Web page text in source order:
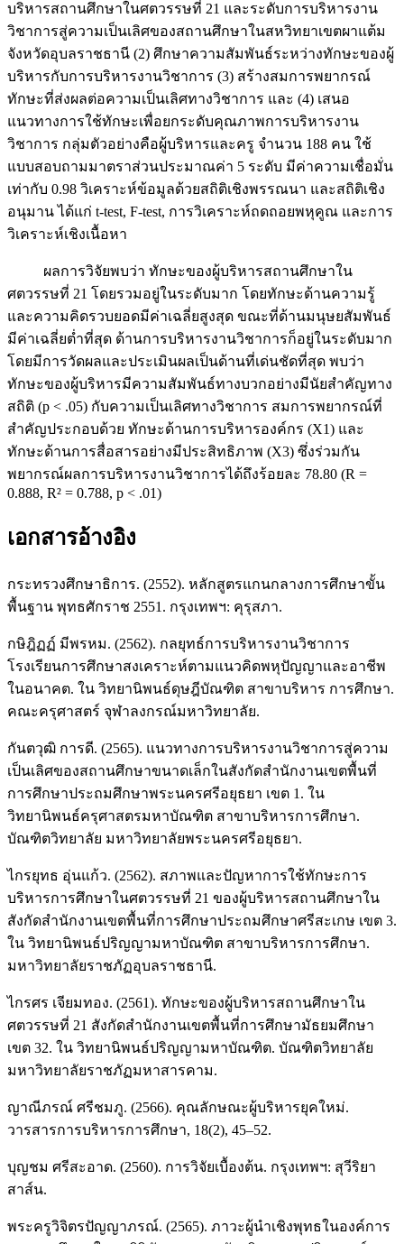
บริหารสถานศึกษาในศตวรรษที่ 21 และระดับการบริหารงาน
วิชาการสู่ความเป็นเลิศของสถานศึกษาในสหวิทยาเขตผาแต้ม
จังหวัดอุบลราชธานี (2) ศึกษาความสัมพันธ์ระหว่างทักษะของผู้
บริหารกับการบริหารงานวิชาการ (3) สร้างสมการพยากรณ์
ทักษะที่ส่งผลต่อความเป็นเลิศทางวิชาการ และ (4) เสนอ
แนวทางการใช้ทักษะเพื่อยกระดับคุณภาพการบริหารงาน
วิชาการ กลุ่มตัวอย่างคือผู้บริหารและครู จำนวน 188 คน ใช้
แบบสอบถามมาตราส่วนประมาณค่า 5 ระดับ มีค่าความเชื่อมั่น
เท่ากับ 0.98 วิเคราะห์ข้อมูลด้วยสถิติเชิงพรรณนา และสถิติเชิง
อนุมาน ได้แก่ t-test, F-test, การวิเคราะห์ถดถอยพหุคูณ และการ
วิเคราะห์เชิงเนื้อหา
ผลการวิจัยพบว่า ทักษะของผู้บริหารสถานศึกษาใน
ศตวรรษที่ 21 โดยรวมอยู่ในระดับมาก โดยทักษะด้านความรู้
และความคิดรวบยอดมีค่าเฉลี่ยสูงสุด ขณะที่ด้านมนุษยสัมพันธ์
มีค่าเฉลี่ยต่ำที่สุด ด้านการบริหารงานวิชาการก็อยู่ในระดับมาก
โดยมีการวัดผลและประเมินผลเป็นด้านที่เด่นชัดที่สุด พบว่า
ทักษะของผู้บริหารมีความสัมพันธ์ทางบวกอย่างมีนัยสำคัญทาง
สถิติ (p < .05) กับความเป็นเลิศทางวิชาการ สมการพยากรณ์ที่
สำคัญประกอบด้วย ทักษะด้านการบริหารองค์กร (X1) และ
ทักษะด้านการสื่อสารอย่างมีประสิทธิภาพ (X3) ซึ่งร่วมกัน
พยากรณ์ผลการบริหารงานวิชาการได้ถึงร้อยละ 78.80 (R =
0.888, R² = 0.788, p < .01)
เอกสารอ้างอิง
กระทรวงศึกษาธิการ. (2552). หลักสูตรแกนกลางการศึกษาขั้น
พื้นฐาน พุทธศักราช 2551. กรุงเทพฯ: คุรุสภา.
กษิฎิฏฏ์ มีพรหม. (2562). กลยุทธ์การบริหารงานวิชาการ
โรงเรียนการศึกษาสงเคราะห์ตามแนวคิดพหุปัญญาและอาชีพ
ในอนาคต. ใน วิทยานิพนธ์ดุษฎีบัณฑิต สาขาบริหาร การศึกษา.
คณะครุศาสตร์ จุฬาลงกรณ์มหาวิทยาลัย.
กันตวุฒิ การดี. (2565). แนวทางการบริหารงานวิชาการสู่ความ
เป็นเลิศของสถานศึกษาขนาดเล็กในสังกัดสำนักงานเขตพื้นที่
การศึกษาประถมศึกษาพระนครศรีอยุธยา เขต 1. ใน
วิทยานิพนธ์ครุศาสตรมหาบัณฑิต สาขาบริหารการศึกษา.
บัณฑิตวิทยาลัย มหาวิทยาลัยพระนครศรีอยุธยา.
ไกรยุทธ อุ่นแก้ว. (2562). สภาพและปัญหาการใช้ทักษะการ
บริหารการศึกษาในศตวรรษที่ 21 ของผู้บริหารสถานศึกษาใน
สังกัดสำนักงานเขตพื้นที่การศึกษาประถมศึกษาศรีสะเกษ เขต 3.
ใน วิทยานิพนธ์ปริญญามหาบัณฑิต สาขาบริหารการศึกษา.
มหาวิทยาลัยราชภัฏอุบลราชธานี.
ไกรศร เจียมทอง. (2561). ทักษะของผู้บริหารสถานศึกษาใน
ศตวรรษที่ 21 สังกัดสำนักงานเขตพื้นที่การศึกษามัธยมศึกษา
เขต 32. ใน วิทยานิพนธ์ปริญญามหาบัณฑิต. บัณฑิตวิทยาลัย
มหาวิทยาลัยราชภัฏมหาสารคาม.
ญาณีภรณ์ ศรีชมภู. (2566). คุณลักษณะผู้บริหารยุคใหม่.
วารสารการบริหารการศึกษา, 18(2), 45–52.
บุญชม ศรีสะอาด. (2560). การวิจัยเบื้องต้น. กรุงเทพฯ: สุวีริยา
สาส์น.
พระครูวิจิตรปัญญาภรณ์. (2565). ภาวะผู้นําเชิงพุทธในองค์การ